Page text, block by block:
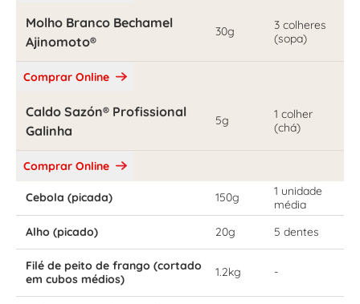
Molho Branco Bechamel
Ajinomoto®
30g
3 colheres
(sopa)
Comprar Online
Caldo Sazón® Profissional
Galinha
5g
1 colher
(chá)
Comprar Online
Cebola (picada) 150g
1 unidade
média
Alho (picado)
20g 5 dentes
Filé de peito de frango (cortado
em cubos médios)
1.2kg -